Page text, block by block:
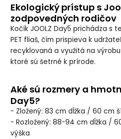
Ekologický prístup s
zodpovedných rodičov
Kočík JOOLZ Day5 prichádza s
PET fliaš, čím prispieva k
recyklovaná a využitá na
ktoré sú šetrné k prírode.
Aké sú rozmery a
Day5?
- Zložený: 83 cm dĺžka / 60 cm
- Rozložený: 88-94 cm dĺžka /
výška